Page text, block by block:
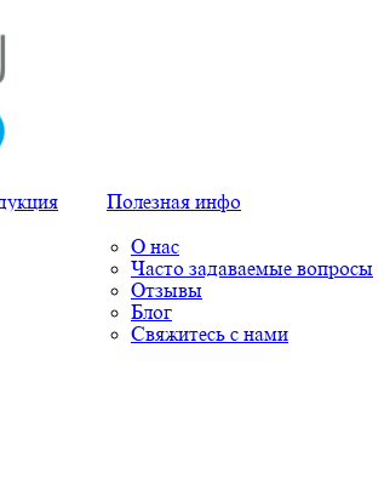
Полезная инфо
О нас
Часто задаваемые вопросы
Отзывы
Блог
Свяжитесь с нами